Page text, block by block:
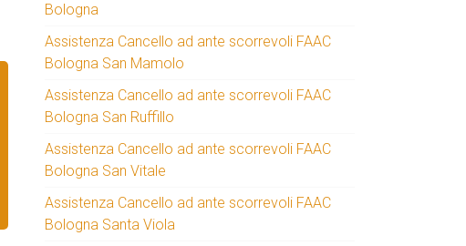
Bologna
Assistenza Cancello ad ante scorrevoli FAAC
Bologna San Mamolo
Assistenza Cancello ad ante scorrevoli FAAC
Bologna San Ruffillo
Assistenza Cancello ad ante scorrevoli FAAC
Bologna San Vitale
Assistenza Cancello ad ante scorrevoli FAAC
Bologna Santa Viola